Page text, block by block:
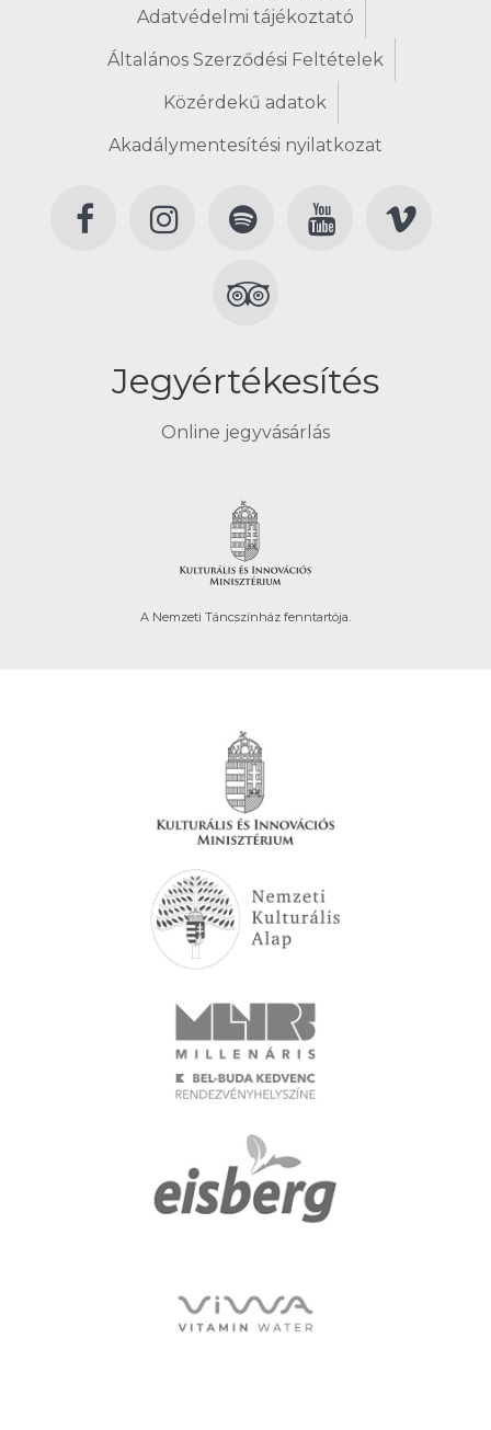
Adatvédelmi tájékoztató
Általános Szerződési Feltételek
Közérdekű adatok
Akadálymentesítési nyilatkozat
Jegyértékesítés
Online jegyvásárlás
A Nemzeti Táncszínház fenntartója.